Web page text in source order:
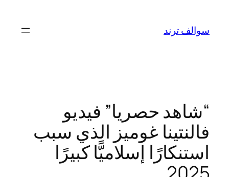
المحتوى
سوالف ترند
“شاهد حصريا” فيديو
فالنتينا غوميز الذي سبب
استنكارًا إسلاميًّا كبيرًا